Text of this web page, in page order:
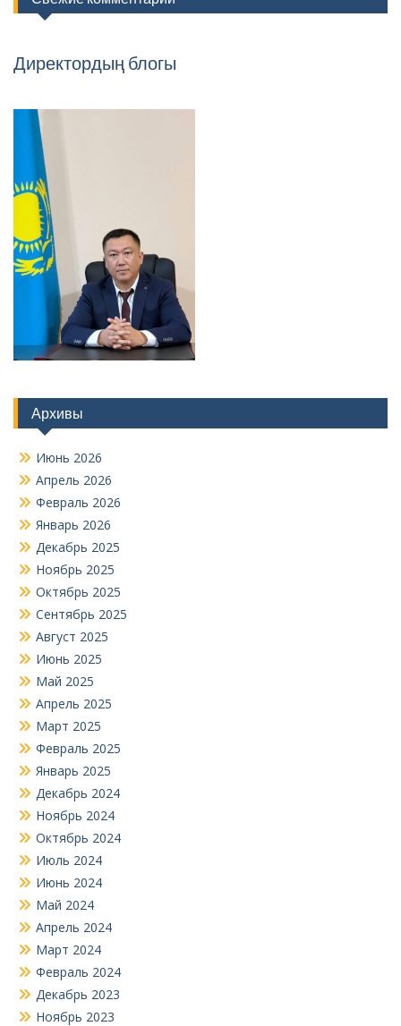
Директордың блогы
Архивы
Июнь 2026
Апрель 2026
Февраль 2026
Январь 2026
Декабрь 2025
Ноябрь 2025
Октябрь 2025
Сентябрь 2025
Август 2025
Июнь 2025
Май 2025
Апрель 2025
Март 2025
Февраль 2025
Январь 2025
Декабрь 2024
Ноябрь 2024
Октябрь 2024
Июль 2024
Июнь 2024
Май 2024
Апрель 2024
Март 2024
Февраль 2024
Декабрь 2023
Ноябрь 2023